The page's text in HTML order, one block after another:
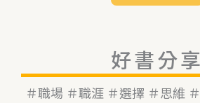
好書分享
＃職場 ＃職涯 ＃選擇 ＃思維